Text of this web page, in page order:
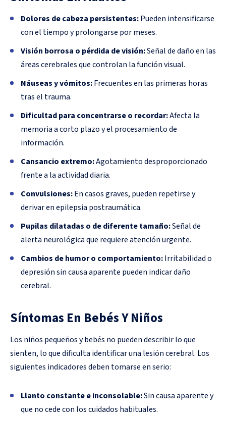
Dolores de cabeza persistentes:Pueden intensificarse
con el tiempo y prolongarse por meses.
Visión borrosa o pérdida de visión:Señal de daño en las
áreas cerebrales que controlan la función visual.
Náuseas y vómitos:Frecuentes en las primeras horas
tras el trauma.
Dificultad para concentrarse o recordar:Afecta la
memoria a corto plazo y el procesamiento de
información.
Cansancio extremo:Agotamiento desproporcionado
frente a la actividad diaria.
Convulsiones:En casos graves, pueden repetirse y
derivar en epilepsia postraumática.
Pupilas dilatadas o de diferente tamaño:Señal de
alerta neurológica que requiere atención urgente.
Cambios de humor o comportamiento:Irritabilidad o
depresión sin causa aparente pueden indicar daño
cerebral.
Síntomas En Bebés Y Niños
Los niños pequeños y bebés no pueden describir lo que
sienten, lo que dificulta identificar una lesión cerebral. Los
siguientes indicadores deben tomarse en serio:
Llanto constante e inconsolable:Sin causa aparente y
que no cede con los cuidados habituales.